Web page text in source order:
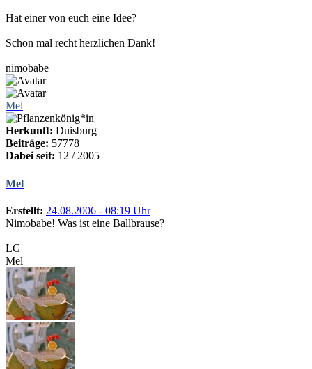
Hat einer von euch eine Idee?
Schon mal recht herzlichen Dank!
nimobabe
Mel
Herkunft: Duisburg
Beiträge: 57778
Dabei seit: 12 / 2005
Mel
Erstellt: 24.08.2006 - 08:19 Uhr
Nimobabe! Was ist eine Ballbrause?
LG
Mel